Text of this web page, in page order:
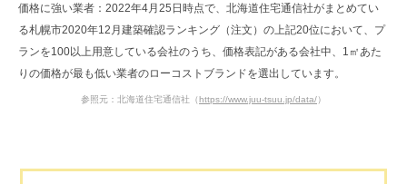
価格に強い業者：2022年4月25日時点で、北海道住宅通信社がまとめてい
る札幌市2020年12月建築確認ランキング（注文）の上記20位において、プ
ランを100以上用意している会社のうち、価格表記がある会社中、1㎡あた
りの価格が最も低い業者のローコストブランドを選出しています。
参照元：北海道住宅通信社（https://www.juu-tsuu.jp/data/）